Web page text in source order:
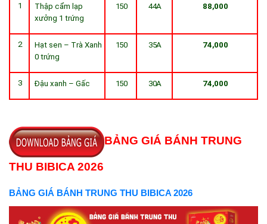
1
Thập cẩm lạp
xưởng 1 trứng
150 44A 88,000
2
Hạt sen – Trà Xanh
0 trứng
150 35A 74,000
3 Đậu xanh – Gấc 150 30A 74,000
BẢNG GIÁ BÁNH TRUNG
THU BIBICA 2026
BẢNG GIÁ BÁNH TRUNG THU BIBICA 2026